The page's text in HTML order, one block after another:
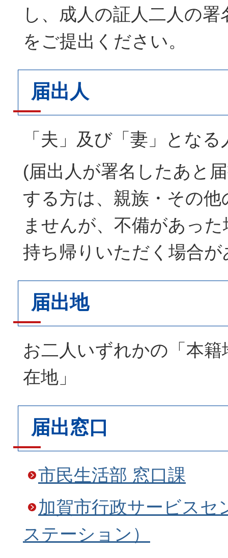
し、成人の証人二人の
をご提出ください。
届出人
「夫」及び「妻」となる
(届出人が署名したあと
する方は、親族・その
ませんが、不備があっ
持ち帰りいただく場合
届出地
お二人いずれかの「本
在地」
届出窓口
市民生活部 窓口課
加賀市行政サービスセ
ステーション）